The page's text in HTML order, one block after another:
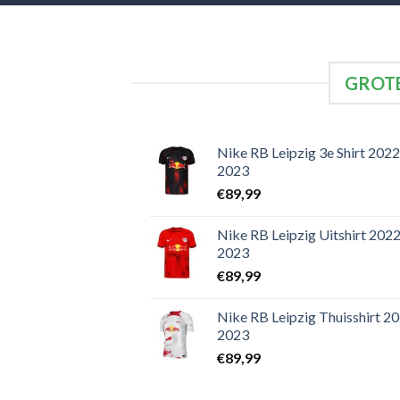
Nike RB Leipzig 3e Shirt
2023
€89,99
Nike RB Leipzig Uitshirt
2023
€89,99
Nike RB Leipzig Thuisshirt
2023
€89,99